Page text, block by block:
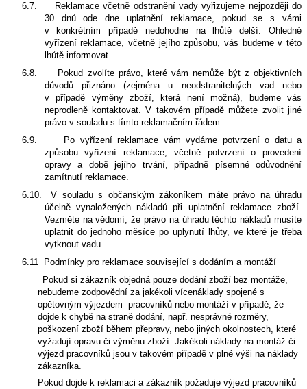
6.7.
Reklamace včetně odstranění vady vyřizujeme nejpozději do
30 dnů ode dne uplatnění reklamace, pokud se s vámi
v konkrétním případě nedohodne na lhůtě delší. Ohledně
vyřízení reklamace, včetně jejího způsobu, vás budeme v této
lhůtě informovat.
6.8.
Pokud zvolíte právo, které vám nemůže být z objektivních
důvodů přiznáno (zejména u neodstranitelných vad nebo
v případě výměny zboží, která není možná), budeme vás
neprodleně kontaktovat. V takovém případě můžete zvolit jiné
právo v souladu s tímto reklamačním řádem.
6.9.
Po vyřízení reklamace vám vydáme potvrzení o datu a
způsobu vyřízení reklamace, včetně potvrzení o provedení
opravy a době jejího trvání, případně písemné odůvodnění
zamítnutí reklamace.
6.10.
V souladu s občanským zákoníkem máte právo na úhradu
účelně vynaložených nákladů při uplatnění reklamace zboží.
Vezměte na vědomí, že právo na úhradu těchto nákladů musíte
uplatnit do jednoho měsíce po uplynutí lhůty, ve které je třeba
vytknout vadu.
6.11
Podmínky pro reklamace související s dodáním a montáží
Pokud si zákazník objedná pouze dodání zboží bez montáže,
nebudeme zodpovědní za jakékoli vícenáklady spojené s
opětovným výjezdem pracovníků nebo montáží v případě, že
dojde k chybě na straně dodání, např. nesprávné rozměry,
poškození zboží během přepravy, nebo jiných okolnostech, které
vyžadují opravu či výměnu zboží. Jakékoli náklady na montáž či
výjezd pracovníků jsou v takovém případě v plné výši na náklady
zákazníka.
Pokud dojde k reklamaci a zákazník požaduje výjezd pracovníků